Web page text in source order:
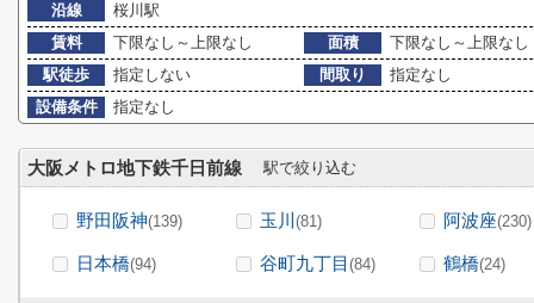
沿線
桜川駅
賃料
下限なし～上限なし 面積
下限なし～上限なし
駅徒歩
指定しない 間取り
指定なし
設備条件
指定なし
大阪メトロ地下鉄千日前線 駅で絞り込む
野田阪神(139) 玉川 (81) 阿波座(230)
日本橋(94) 谷町九丁目 (84) 鶴橋(24)